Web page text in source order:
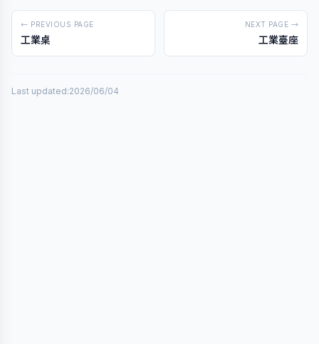
← PREVIOUS PAGE
工業桌
NEXT PAGE →
工業臺座
Last updated:2026/06/04